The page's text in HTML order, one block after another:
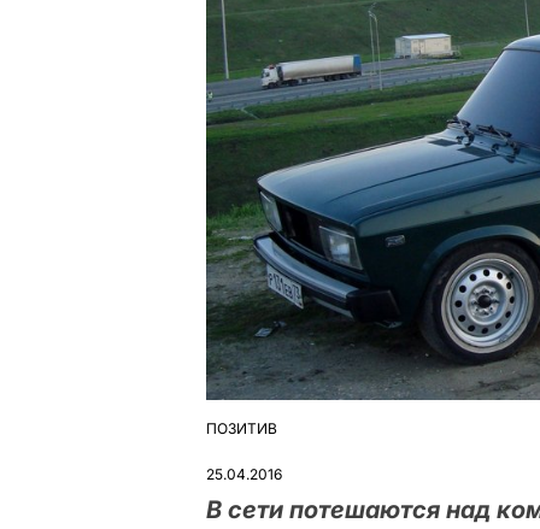
ОПУБЛІКУВАТИ
ПОЗИТИВ
25.04.2016
В сети потешаются над